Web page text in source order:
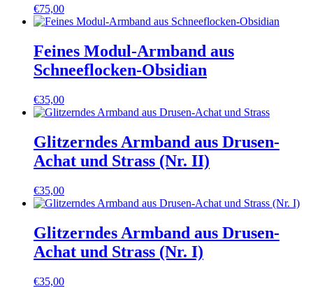
€75,00
Feines Modul-Armband aus
Schneeflocken-Obsidian
€35,00
Glitzerndes Armband aus Drusen-
Achat und Strass (Nr. II)
€35,00
Glitzerndes Armband aus Drusen-
Achat und Strass (Nr. I)
€35,00